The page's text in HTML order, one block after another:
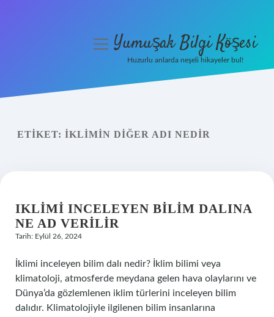
Yasal Uyarı
menüyüYumuşak Bilgi Köşesi
Huzurlu anlarda neşeli hikayeler bul!
ETIKET: İKLIMIN DIĞER ADI NEDIR
IKLIMI INCELEYEN BILIM DALINA
NE AD VERILIR
Tarih: Eylül 26, 2024
İklimi inceleyen bilim dalı nedir? İklim bilimi veya
klimatoloji, atmosferde meydana gelen hava olaylarını ve
Dünya’da gözlemlenen iklim türlerini inceleyen bilim
dalıdır. Klimatolojiyle ilgilenen bilim insanlarına